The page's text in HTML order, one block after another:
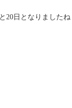
20日となりましたね